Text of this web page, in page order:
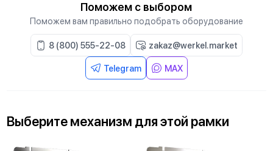
Поможем с выбором
Поможем вам правильно подобрать оборудование
8 (800) 555-22-08 zakaz@werkel.market
Telegram MAX
Выберитемеханизм дляэтой рамки